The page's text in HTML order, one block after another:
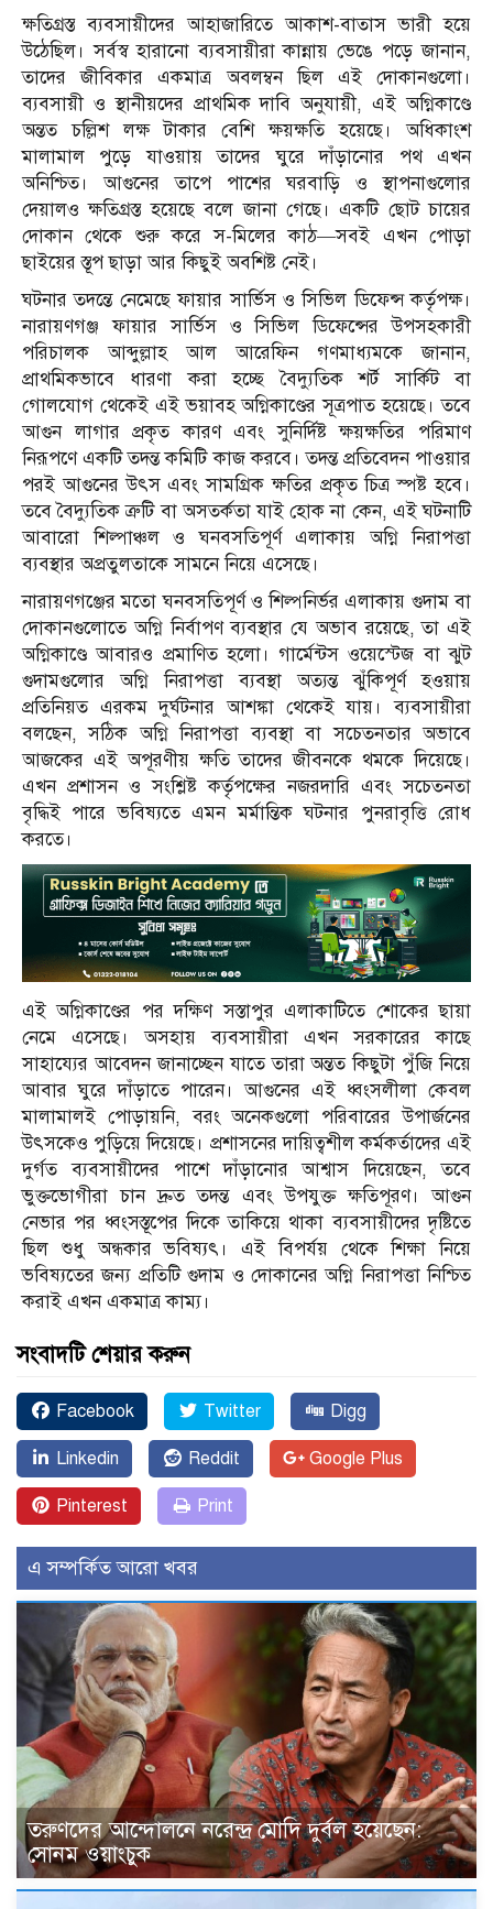
ক্ষতিগ্রস্ত ব্যবসায়ীদের আহাজারিতে আকাশ-বাতাস ভারী হয়ে
উঠেছিল। সর্বস্ব হারানো ব্যবসায়ীরা কান্নায় ভেঙে পড়ে জানান,
তাদের জীবিকার একমাত্র অবলম্বন ছিল এই দোকানগুলো।
ব্যবসায়ী ও স্থানীয়দের প্রাথমিক দাবি অনুযায়ী, এই অগ্নিকাণ্ডে
অন্তত চল্লিশ লক্ষ টাকার বেশি ক্ষয়ক্ষতি হয়েছে। অধিকাংশ
মালামাল পুড়ে যাওয়ায় তাদের ঘুরে দাঁড়ানোর পথ এখন
অনিশ্চিত। আগুনের তাপে পাশের ঘরবাড়ি ও স্থাপনাগুলোর
দেয়ালও ক্ষতিগ্রস্ত হয়েছে বলে জানা গেছে। একটি ছোট চায়ের
দোকান থেকে শুরু করে স-মিলের কাঠ—সবই এখন পোড়া
ছাইয়ের স্তূপ ছাড়া আর কিছুই অবশিষ্ট নেই।
ঘটনার তদন্তে নেমেছে ফায়ার সার্ভিস ও সিভিল ডিফেন্স কর্তৃপক্ষ।
নারায়ণগঞ্জ ফায়ার সার্ভিস ও সিভিল ডিফেন্সের উপসহকারী
পরিচালক আব্দুল্লাহ আল আরেফিন গণমাধ্যমকে জানান,
প্রাথমিকভাবে ধারণা করা হচ্ছে বৈদ্যুতিক শর্ট সার্কিট বা
গোলযোগ থেকেই এই ভয়াবহ অগ্নিকাণ্ডের সূত্রপাত হয়েছে। তবে
আগুন লাগার প্রকৃত কারণ এবং সুনির্দিষ্ট ক্ষয়ক্ষতির পরিমাণ
নিরূপণে একটি তদন্ত কমিটি কাজ করবে। তদন্ত প্রতিবেদন পাওয়ার
পরই আগুনের উৎস এবং সামগ্রিক ক্ষতির প্রকৃত চিত্র স্পষ্ট হবে।
তবে বৈদ্যুতিক ত্রুটি বা অসতর্কতা যাই হোক না কেন, এই ঘটনাটি
আবারো শিল্পাঞ্চল ও ঘনবসতিপূর্ণ এলাকায় অগ্নি নিরাপত্তা
ব্যবস্থার অপ্রতুলতাকে সামনে নিয়ে এসেছে।
নারায়ণগঞ্জের মতো ঘনবসতিপূর্ণ ও শিল্পনির্ভর এলাকায় গুদাম বা
দোকানগুলোতে অগ্নি নির্বাপণ ব্যবস্থার যে অভাব রয়েছে, তা এই
অগ্নিকাণ্ডে আবারও প্রমাণিত হলো। গার্মেন্টস ওয়েস্টেজ বা ঝুট
গুদামগুলোর অগ্নি নিরাপত্তা ব্যবস্থা অত্যন্ত ঝুঁকিপূর্ণ হওয়ায়
প্রতিনিয়ত এরকম দুর্ঘটনার আশঙ্কা থেকেই যায়। ব্যবসায়ীরা
বলছেন, সঠিক অগ্নি নিরাপত্তা ব্যবস্থা বা সচেতনতার অভাবে
আজকের এই অপূরণীয় ক্ষতি তাদের জীবনকে থমকে দিয়েছে।
এখন প্রশাসন ও সংশ্লিষ্ট কর্তৃপক্ষের নজরদারি এবং সচেতনতা
বৃদ্ধিই পারে ভবিষ্যতে এমন মর্মান্তিক ঘটনার পুনরাবৃত্তি রোধ
করতে।
এই অগ্নিকাণ্ডের পর দক্ষিণ সস্তাপুর এলাকাটিতে শোকের ছায়া
নেমে এসেছে। অসহায় ব্যবসায়ীরা এখন সরকারের কাছে
সাহায্যের আবেদন জানাচ্ছেন যাতে তারা অন্তত কিছুটা পুঁজি নিয়ে
আবার ঘুরে দাঁড়াতে পারেন। আগুনের এই ধ্বংসলীলা কেবল
মালামালই পোড়ায়নি, বরং অনেকগুলো পরিবারের উপার্জনের
উৎসকেও পুড়িয়ে দিয়েছে। প্রশাসনের দায়িত্বশীল কর্মকর্তাদের এই
দুর্গত ব্যবসায়ীদের পাশে দাঁড়ানোর আশ্বাস দিয়েছেন, তবে
ভুক্তভোগীরা চান দ্রুত তদন্ত এবং উপযুক্ত ক্ষতিপূরণ। আগুন
নেভার পর ধ্বংসস্তূপের দিকে তাকিয়ে থাকা ব্যবসায়ীদের দৃষ্টিতে
ছিল শুধু অন্ধকার ভবিষ্যৎ। এই বিপর্যয় থেকে শিক্ষা নিয়ে
ভবিষ্যতের জন্য প্রতিটি গুদাম ও দোকানের অগ্নি নিরাপত্তা নিশ্চিত
করাই এখন একমাত্র কাম্য।
সংবাদটি শেয়ার করুন
Facebook Twitter Digg
Linkedin Reddit Google Plus
Pinterest Print
এ সম্পর্কিত আরো খবর
তরুণদের আন্দোলনে নরেন্দ্র মোদি দুর্বল হয়েছেন:
সোনম ওয়াংচুক